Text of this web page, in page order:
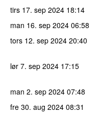
tirs 17. sep 2024 18:14
man 16. sep 2024 06:58
tors 12. sep 2024 20:40
lør 7. sep 2024 17:15
man 2. sep 2024 07:48
fre 30. aug 2024 08:31